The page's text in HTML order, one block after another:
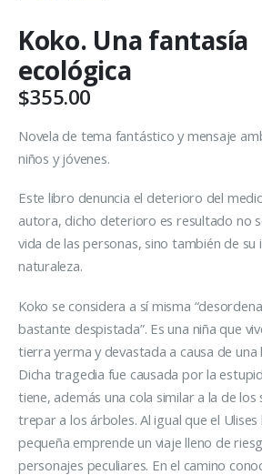
Koko. Una fantasía
ecológica
$355.00
Novela de tema fantástico y mensaje
niños y jóvenes.
Este libro denuncia el deterioro del
autora, dicho deterioro es resultado no
vida de las personas, sino también de su
naturaleza.
Koko se considera a sí misma
bastante despistada”. Es una niña que
tierra yerma y devastada a causa de
Dicha tragedia fue causada por la
tiene, además una cola similar a la de
trepar a los árboles. Al igual que el
pequeña emprende un viaje lleno de
personajes peculiares. En el camino